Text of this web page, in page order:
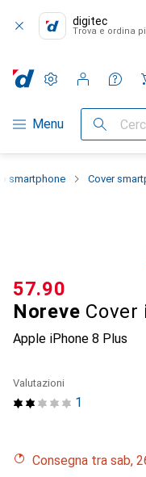
digitec
Trova e ordina
Categoria Navigazione
Menu Cerca
Impostazioni
Conto cliente
Liste di confronto
Liste dei desideri
Carrello
smartphone Cover
Noreve
Apple iPhone 8 Plus
CHF
57.90
1
Valutazioni
Consegna tra sab,